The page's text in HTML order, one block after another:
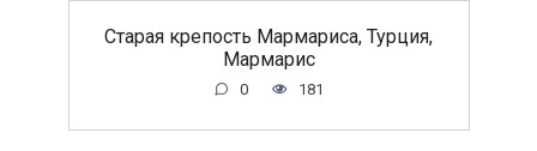
Старая крепость Мармариса, Турция,
Мармарис
0 181